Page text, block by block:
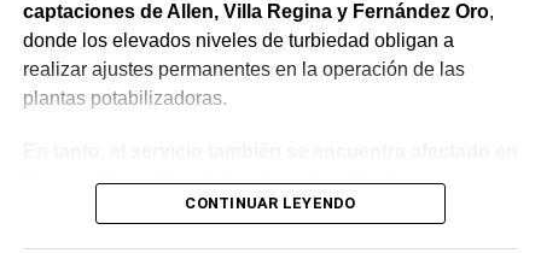
captaciones de Allen, Villa Regina y Fernández Oro,
donde los elevados niveles de turbiedad obligan a
realizar ajustes permanentes en la operación de las
plantas potabilizadoras.
General Roca, Cipolletti y Balsa Las Perlas,
localidades donde podrían registrarse bajas de
CONTINUAR LEYENDO